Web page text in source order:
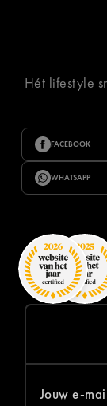
Hét lifestyle
FACEBOOK
WHATSAPP